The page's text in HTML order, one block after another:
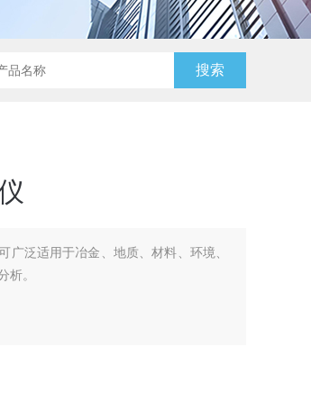
广泛适用于冶金、地质、材料、环境、
析。